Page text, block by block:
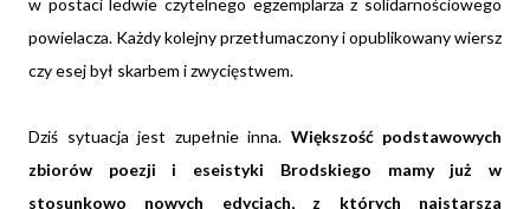
w postaci ledwie czytelnego egzemplarza z solidarnościowego
powielacza. Każdy kolejny przetłumaczony i opublikowany wiersz
czy esej był skarbem i zwycięstwem.
Dziś sytuacja jest zupełnie inna. Większość podstawowych
zbiorów poezji i eseistyki Brodskiego mamy już w
stosunkowo nowych edycjach, z których najstarsza